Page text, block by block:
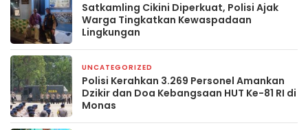
Satkamling Cikini Diperkuat, Polisi Ajak
Warga Tingkatkan Kewaspadaan
Lingkungan
UNCATEGORIZED
Polisi Kerahkan 3.269 Personel Amankan
Dzikir dan Doa Kebangsaan HUT Ke-81 RI di
Monas